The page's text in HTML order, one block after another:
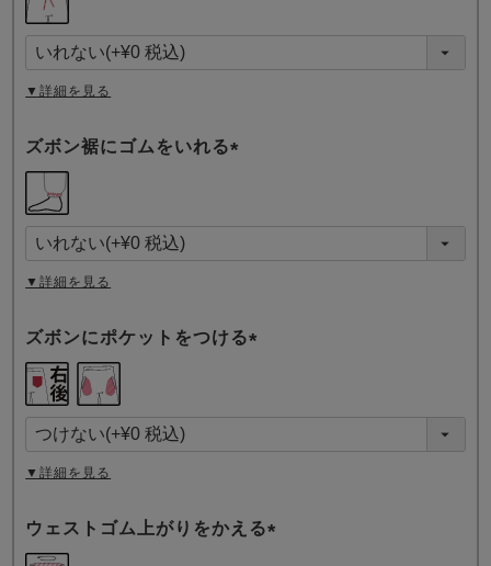
須
)
▼詳細を見る
ズボン裾にゴムをいれる
須
)
▼詳細を見る
ズボンにポケットをつける
須
)
▼詳細を見る
ウェストゴム上がりをかえる